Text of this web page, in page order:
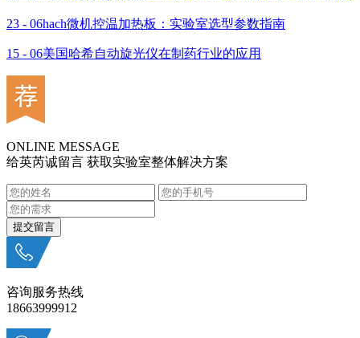
23 - 06hach微机控温加热板：实验室选型参数指南
15 - 06美国哈希自动旋光仪在制药行业的应用
ONLINE MESSAGE
给英芮诚留言 获取实验室整体解决方案
咨询服务热线
18663999912